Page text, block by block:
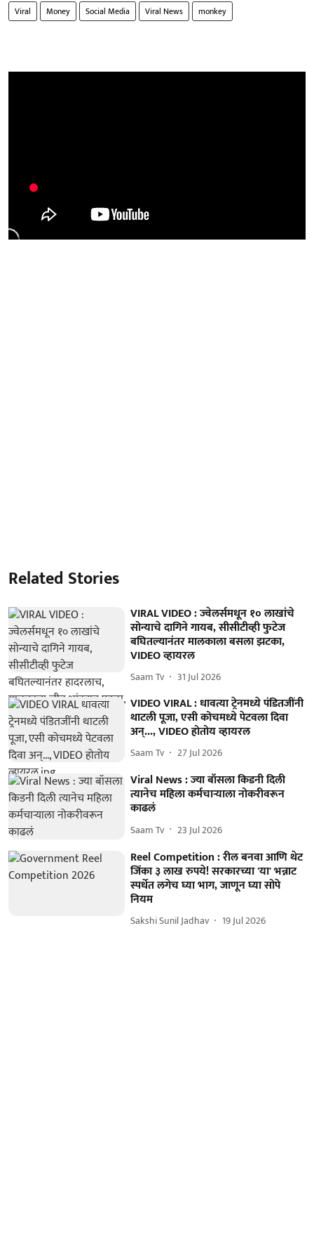
Viral Money Social Media Viral News monkey
Related Stories
VIRAL VIDEO : ज्वेलर्समधून १० लाखांचे
सोन्याचे दागिने गायब, सीसीटीव्ही फुटेज
बघितल्यानंतर मालकाला बसला झटका,
VIDEO व्हायरल
Saam Tv 31 Jul 2026
VIDEO VIRAL : धावत्या ट्रेनमध्ये पंडितजींनी
थाटली पूजा, एसी कोचमध्ये पेटवला दिवा
अन्..., VIDEO होतोय व्हायरल
Saam Tv 27 Jul 2026
Viral News : ज्या बॉसला किडनी दिली
त्यानेच महिला कर्मचाऱ्याला नोकरीवरून
काढलं
Saam Tv 23 Jul 2026
Reel Competition : रील बनवा आणि थेट
जिंका ३ लाख रुपये! सरकारच्या 'या' भन्नाट
स्पर्धेत लगेच घ्या भाग, जाणून घ्या सोपे
नियम
Sakshi Sunil Jadhav 19 Jul 2026